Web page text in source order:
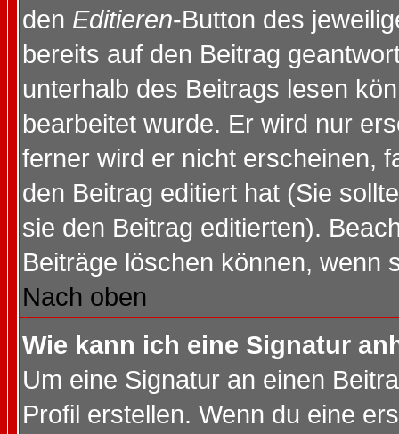
den Editieren-Button des
bereits auf den Beitrag
unterhalb des Beitrags lesen
bearbeitet wurde. Er wird nur
ferner wird er nicht erscheinen,
den Beitrag editiert hat (Sie
sie den Beitrag editierten).
Beiträge löschen können, wenn
Nach oben
Wie kann ich eine Signatur
Um eine Signatur an einen
Profil erstellen. Wenn du eine